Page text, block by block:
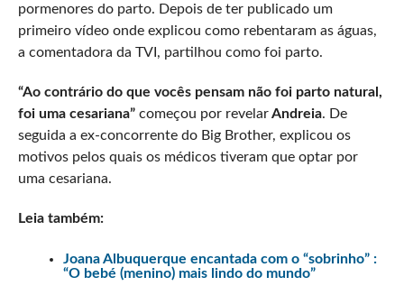
pormenores do parto. Depois de ter publicado um
primeiro vídeo onde explicou como rebentaram as águas,
a comentadora da TVI, partilhou como foi parto.
“Ao contrário do que vocês pensam não foi parto natural,
foi uma cesariana”começou por revelarAndreia. De
seguida a ex-concorrente do Big Brother, explicou os
motivos pelos quais os médicos tiveram que optar por
uma cesariana.
Leia também:
Joana Albuquerque encantada com o “sobrinho” :
“O bebé (menino) mais lindo do mundo”